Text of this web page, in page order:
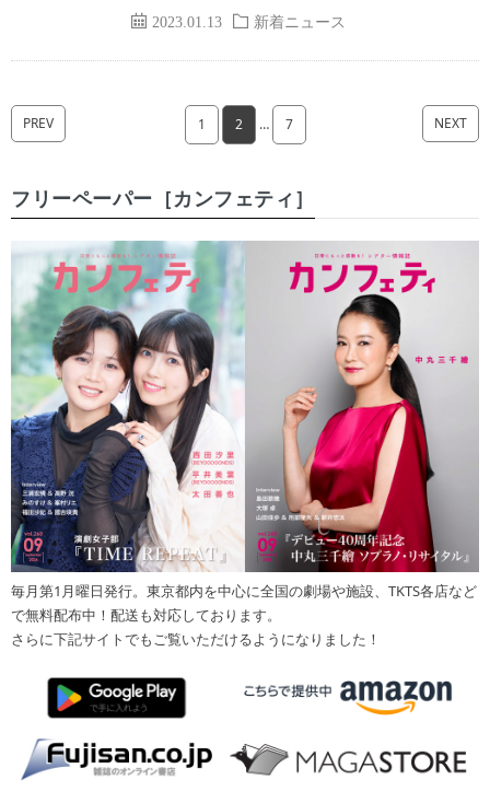
2023.01.13 新着ニュース
PREV 1 2 … 7 NEXT
フリーペーパー［カンフェティ］
毎月第1月曜日発行。東京都内を中心に全国の劇場や施設、TKTS各店など
で無料配布中！配送も対応しております。
さらに下記サイトでもご覧いただけるようになりました！